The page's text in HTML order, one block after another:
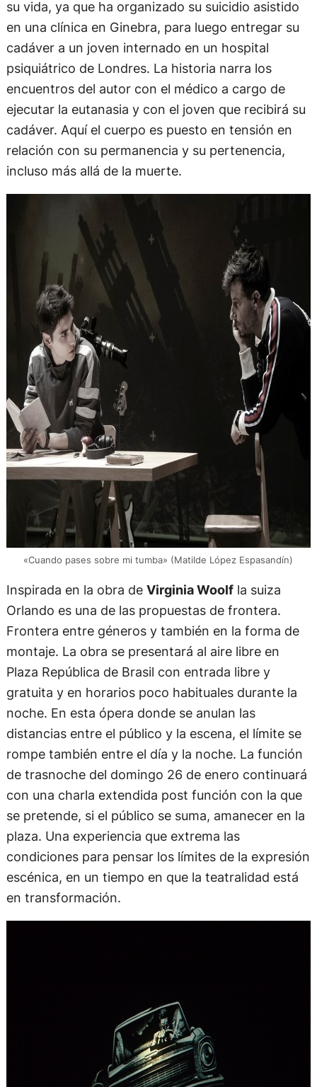
su vida, ya que ha organizado su suicidio asistido
en una clínica en Ginebra, para luego entregar su
cadáver a un joven internado en un hospital
psiquiátrico de Londres. La historia narra los
encuentros del autor con el médico a cargo de
ejecutar la eutanasia y con el joven que recibirá su
cadáver. Aquí el cuerpo es puesto en tensión en
relación con su permanencia y su pertenencia,
incluso más allá de la muerte.
«Cuando pases sobre mi tumba» (Matilde López Espasandín)
Inspirada en la obra de Virginia Woolfla suiza
Orlando es una de las propuestas de frontera.
Frontera entre géneros y también en la forma de
montaje. La obra se presentará al aire libre en
Plaza República de Brasil con entrada libre y
gratuita y en horarios poco habituales durante la
noche. En esta ópera donde se anulan las
distancias entre el público y la escena, el límite se
rompe también entre el día y la noche. La función
de trasnoche del domingo 26 de enero continuará
con una charla extendida post función con la que
se pretende, si el público se suma, amanecer en la
plaza. Una experiencia que extrema las
condiciones para pensar los límites de la expresión
escénica, en un tiempo en que la teatralidad está
en transformación.